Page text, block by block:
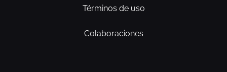
Términos de uso
Colaboraciones